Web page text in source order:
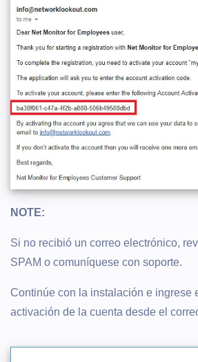
NOTE:
Si no recibió un correo electrónico,
SPAM o comuníquese con soporte.
Continúe con la instalación e ingrese
activación de la cuenta desde el